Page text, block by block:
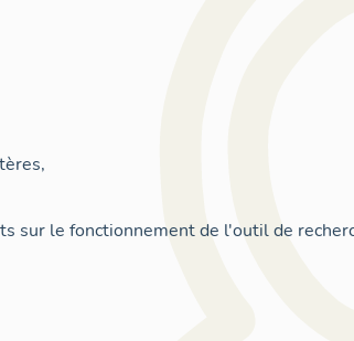
sur le fonctionnement de l'outil de